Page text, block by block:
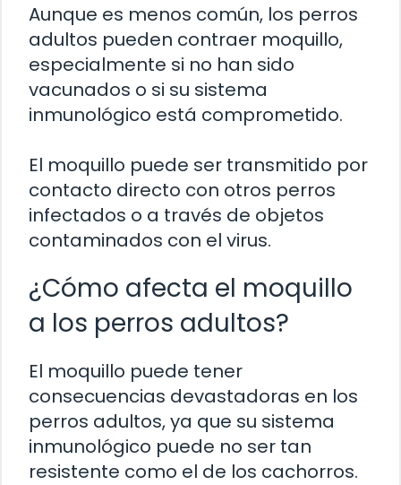
Aunque es menos común, los perros
adultos pueden contraer moquillo,
especialmente si no han sido
vacunados o si su sistema
inmunológico está comprometido.
El moquillo puede ser transmitido por
contacto directo con otros perros
infectados o a través de objetos
contaminados con el virus.
¿Cómo afecta el moquillo
a los perros adultos?
El moquillo puede tener
consecuencias devastadoras en los
perros adultos, ya que su sistema
inmunológico puede no ser tan
resistente como el de los cachorros.